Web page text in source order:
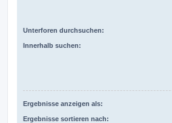
Unterforen durchsuchen:
Innerhalb suchen:
Ergebnisse anzeigen als:
Ergebnisse sortieren nach: